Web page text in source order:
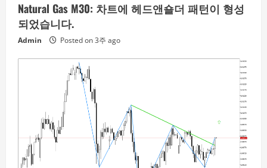
Natural Gas M30: 차트에 헤드앤숄더 패턴이 형성
되었습니다.
Admin Posted on 3주 ago